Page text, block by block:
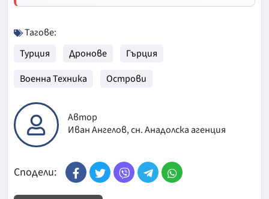
Тагове:
Турция
Дронове
Гърция
Военна Техника
Острови
Автор
Иван Ангелов, сн. Анадолска агенция
Сподели: